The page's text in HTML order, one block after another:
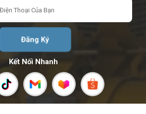
Đăng Ký
Kết Nối Nhanh